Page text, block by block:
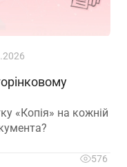
«Копія» на кожній
576